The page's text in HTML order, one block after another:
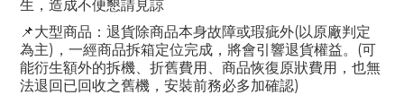
生，造成不便懇請見諒
📌大型商品：退貨除商品本身故障或瑕疵外(以原廠判定
為主) ，一經商品拆箱定位完成，將會引響退貨權益。 (可
能衍生額外的拆機、折舊費用、商品恢復原狀費用，也無
法退回已回收之舊機，安裝前務必多加確認)